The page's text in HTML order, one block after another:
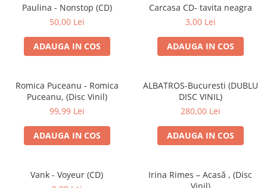
Viniluri Românești
Colecția Electrecord
Paulina - Nonstop (CD)
50,00 Lei
ADAUGA IN COS
Carcasa CD- tavita neagra
3,00 Lei
ADAUGA IN COS
Romica Puceanu - Romica
Puceanu, (Disc Vinil)
99,99 Lei
ADAUGA IN COS
ALBATROS-Bucuresti (DUBLU
DISC VINIL)
280,00 Lei
ADAUGA IN COS
Vank - Voyeur (CD)
Irina Rimes – Acasă , (Disc